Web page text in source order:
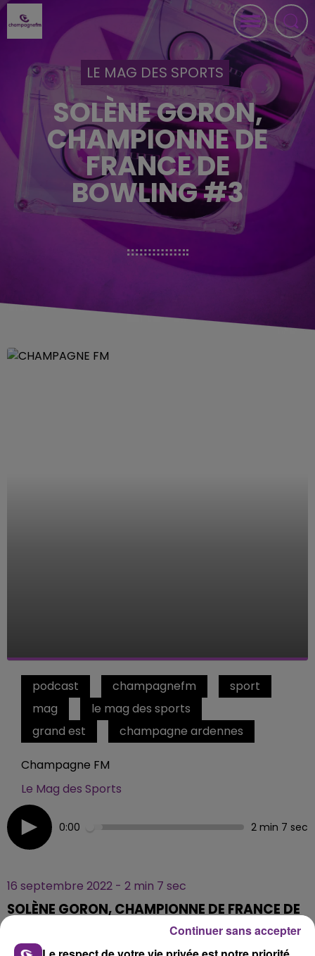
LE MAG DES SPORTS
SOLÈNE GORON,
CHAMPIONNE DE
FRANCE DE
BOWLING #3
podcast champagnefm
sport
mag
le mag des sports
grand est
champagne ardennes
Champagne FM
Le Mag des Sports
0:00 2 min 7 sec
16 septembre 2022 - 2 min 7 sec
SOLÈNE GORON, CHAMPIONNE DE FRANCE DE
Continuer sans accepter